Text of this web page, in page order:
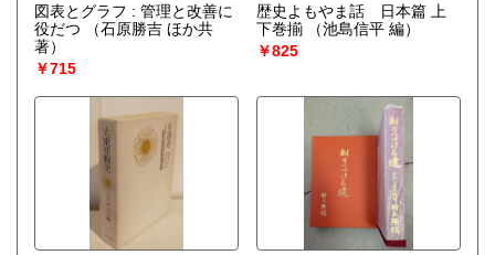
図表とグラフ : 管理と改善に
役だつ
（石原勝吉 ほか共
著）
￥715
歴史よもやま話 日本篇 上
下巻揃
（池島信平 編）
￥825